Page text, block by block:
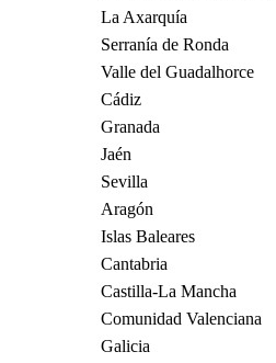
La Axarquía
Serranía de Ronda
Valle del Guadalhorce
Cádiz
Granada
Jaén
Sevilla
Aragón
Islas Baleares
Cantabria
Castilla-La Mancha
Comunidad Valenciana
Galicia